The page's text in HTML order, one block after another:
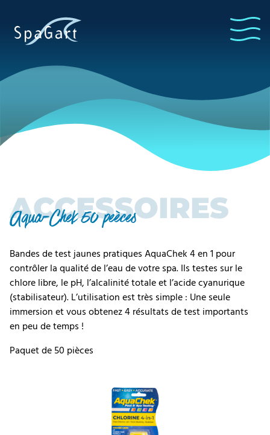
ACCESSOIRES
Aqua-Chek 50 peèces
Bandes de test jaunes pratiques AquaChek 4 en 1 pour
contrôler la qualité de l’eau de votre spa. Ils testes sur le
chlore libre, le pH, l’alcalinité totale et l’acide cyanurique
(stabilisateur). L’utilisation est très simple : Une seule
immersion et vous obtenez 4 résultats de test importants
en peu de temps !
Paquet de 50 pièces